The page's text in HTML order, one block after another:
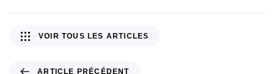
ARTICLE PRÉCÉDENT
VOIR TOUS LES ARTICLES